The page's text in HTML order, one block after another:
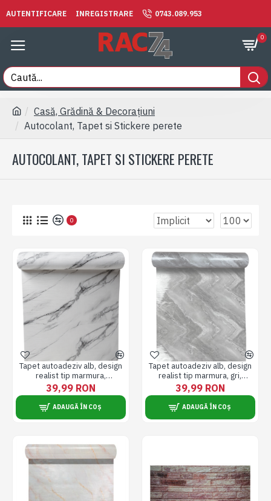
AUTENTIFICARE INREGISTRARE 0743.089.953
0
Casă, Grădină & Decorațiuni
Autocolant, Tapet si Stickere perete
AUTOCOLANT, TAPET SI STICKERE PERETE
0
Tapet autoadeziv alb, design
realist tip marmura,
60x300cm RAC-0033
39,99 RON
ADAUGĂ ÎN COȘ
Tapet autoadeziv alb, design
realist tip marmura, gri,
60x300cm, proprietati de
mascare a neregularitatilor
delicate ale peretilor RAC-
39,99 RON
ADAUGĂ ÎN COȘ